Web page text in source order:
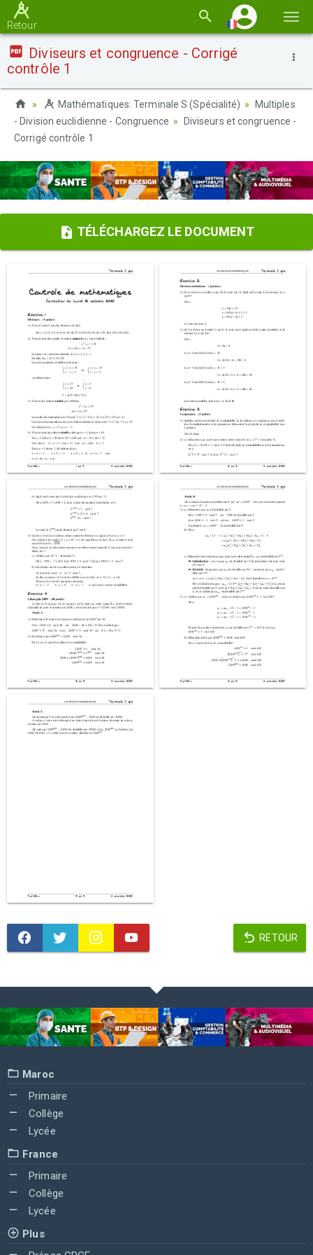
la
Retour
Diviseurs et congruence - Corrigé
contrôle 1
Mathématiques: Terminale S (Spécialité)
Multiples
- Division euclidienne - Congruence
Diviseurs et congruence -
Corrigé contrôle 1
TÉLÉCHARGEZ LE DOCUMENT
RETOUR
Maroc
Primaire
Collège
Lycée
France
Primaire
Collège
Lycée
Plus